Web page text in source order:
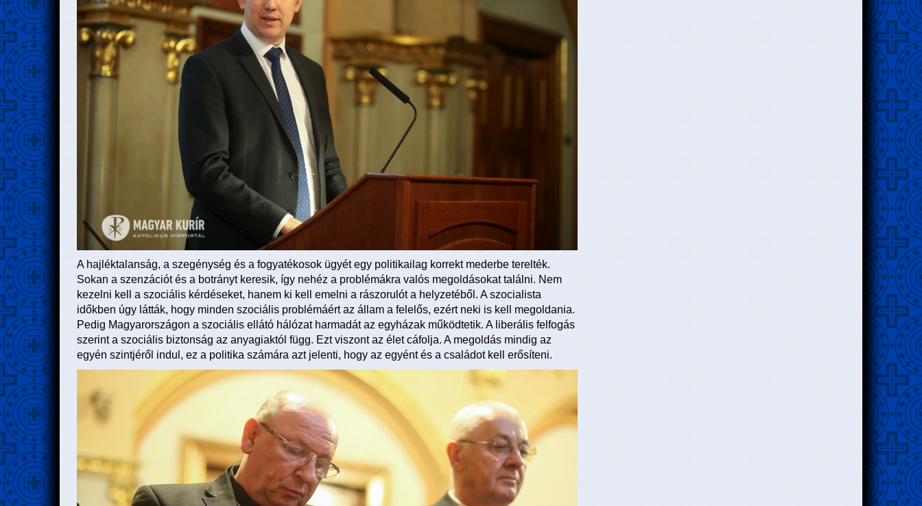
A hajléktalanság, a szegénység és a fogyatékosok ügyét egy politikailag korrekt mederbe terelték.
Sokan a szenzációt és a botrányt keresik, így nehéz a problémákra valós megoldásokat találni. Nem
kezelni kell a szociális kérdéseket, hanem ki kell emelni a rászorulót a helyzetéből. A szocialista
időkben úgy látták, hogy minden szociális problémáért az állam a felelős, ezért neki is kell megoldania.
Pedig Magyarországon a szociális ellátó hálózat harmadát az egyházak működtetik. A liberális felfogás
szerint a szociális biztonság az anyagiaktól függ. Ezt viszont az élet cáfolja. A megoldás mindig az
egyén szintjéről indul, ez a politika számára azt jelenti, hogy az egyént és a családot kell erősíteni.